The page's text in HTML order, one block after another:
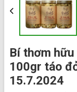
Bí thơm
100gr táo
15.7.2024